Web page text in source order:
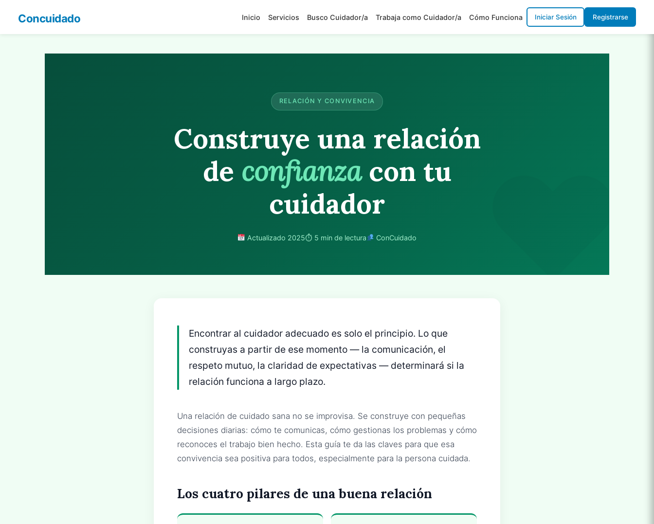
Concuidado Inicio Servicios Busco Cuidador/a Trabaja como Cuidador/a Cómo Funciona Iniciar Sesión Registrarse
RELACIÓN Y CONVIVENCIA
Construye una relación
de confianzacon tu
cuidador
Actualizado 2025⏱ 5 min de lectura ConCuidado
Encontrar al cuidador adecuado es solo el principio. Lo que
construyas a partir de ese momento — la comunicación, el
respeto mutuo, la claridad de expectativas — determinará si la
relación funciona a largo plazo.
Una relación de cuidado sana no se improvisa. Se construye con pequeñas
decisiones diarias: cómo te comunicas, cómo gestionas los problemas y cómo
reconoces el trabajo bien hecho. Esta guía te da las claves para que esa
convivencia sea positiva para todos, especialmente para la persona cuidada.
Los cuatro pilares de una buena relación